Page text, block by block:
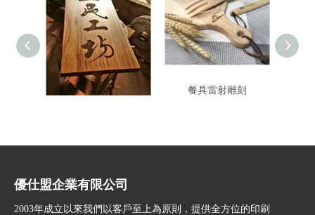
客製化-原木招牌 餐具雷射雕刻
優仕盟企業有限公司
2003年成立以來我們以客戶至上為原則，提供全方位的印刷